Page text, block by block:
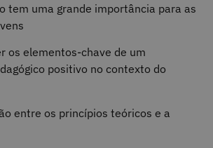
tem uma grande importância para as
os elementos-chave de um
positivo no contexto do
entre os princípios teóricos e a